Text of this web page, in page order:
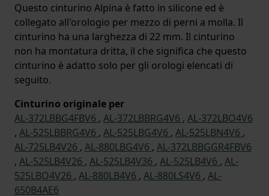
Questo cinturino Alpina è fatto in silicone ed è
collegato all'orologio per mezzo di perni a molla. Il
cinturino ha una larghezza di 22 mm. Il cinturino
non ha montatura dritta, il che significa che questo
cinturino è adatto solo per gli orologi elencati di
seguito.
Cinturino originale per
AL-372LBBG4FBV6 , AL-372LBBRG4V6 , AL-372LBO4V6
, AL-525LBBRG4V6 , AL-525LBG4V6 , AL-525LBN4V6 ,
AL-725LB4V26 , AL-880LBG4V6 , AL-372LBBGGR4FBV6
, AL-525LB4V26 , AL-525LB4V36 , AL-525LB4V6 , AL-
525LBO4V26 , AL-880LB4V6 , AL-880LS4V6 , AL-
650B4AE6